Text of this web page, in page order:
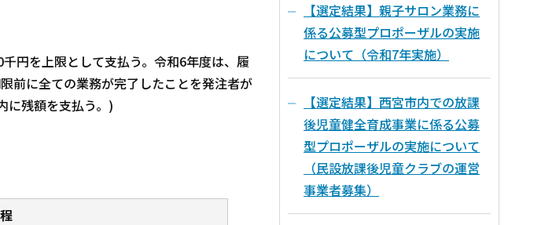
円を上限として支払う。令和6年度は、履
前に全ての業務が完了したことを発注者が
に残額を支払う。)
【選定結果】親子サロン業務に
係る公募型プロポーザルの実施
について（令和7年実施）
【選定結果】西宮市内での放課
後児童健全育成事業に係る公募
型プロポーザルの実施について
（民設放課後児童クラブの運営
事業者募集）